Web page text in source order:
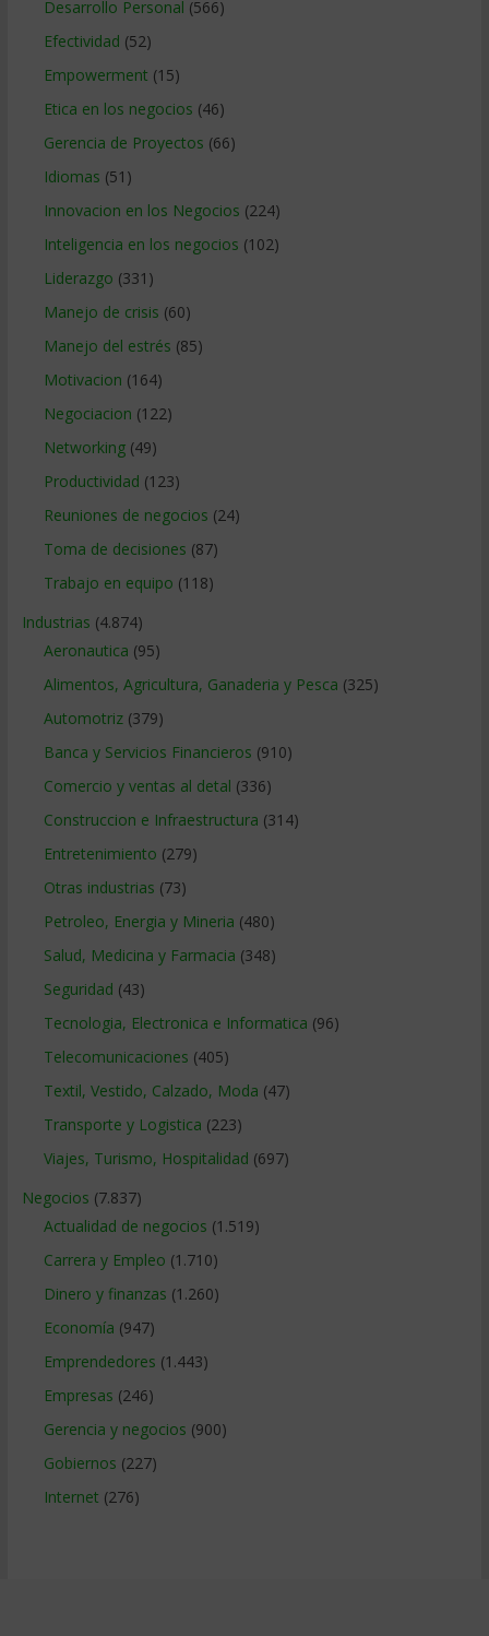
Desarrollo Personal (566)
Efectividad (52)
Empowerment (15)
Etica en los negocios (46)
Gerencia de Proyectos (66)
Idiomas (51)
Innovacion en los Negocios (224)
Inteligencia en los negocios (102)
Liderazgo (331)
Manejo de crisis (60)
Manejo del estrés (85)
Motivacion (164)
Negociacion (122)
Networking(49)
Productividad (123)
Reuniones de negocios (24)
Toma de decisiones (87)
Trabajo en equipo (118)
Industrias (4.874)
Aeronautica (95)
Alimentos, Agricultura, Ganaderia y Pesca (325)
Automotriz(379)
Banca y Servicios Financieros (910)
Comercio y ventas al detal (336)
Construccion e Infraestructura (314)
Entretenimiento (279)
Otras industrias (73)
Petroleo, Energia y Mineria (480)
Salud, Medicina y Farmacia (348)
Seguridad (43)
Tecnologia, Electronica e Informatica (96)
Telecomunicaciones (405)
Textil, Vestido, Calzado, Moda (47)
Transporte y Logistica (223)
Viajes, Turismo, Hospitalidad (697)
Negocios (7.837)
Actualidad de negocios (1.519)
Carrera y Empleo (1.710)
Dinero y finanzas (1.260)
Economía (947)
Emprendedores (1.443)
Empresas (246)
Gerencia y negocios (900)
Gobiernos (227)
Internet (276)